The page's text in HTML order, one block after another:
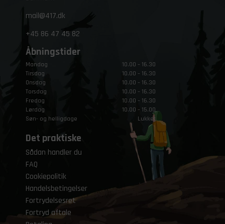
mail@417.dk
+45 86 47 45 82
Åbningstider
Mandag
10.00 – 16.30
Tirsdag
10.00 – 16.30
Onsdag
10.00 – 16.30
Torsdag
10.00 – 16.30
Fredag
10.00 – 16.30
Lørdag
10.00 – 15.00
Søn- og helligdage
Lukket
Det praktiske
Sådan handler du
FAQ
Cookiepolitik
Handelsbetingelser
Fortrydelsesret
Fortryd aftale